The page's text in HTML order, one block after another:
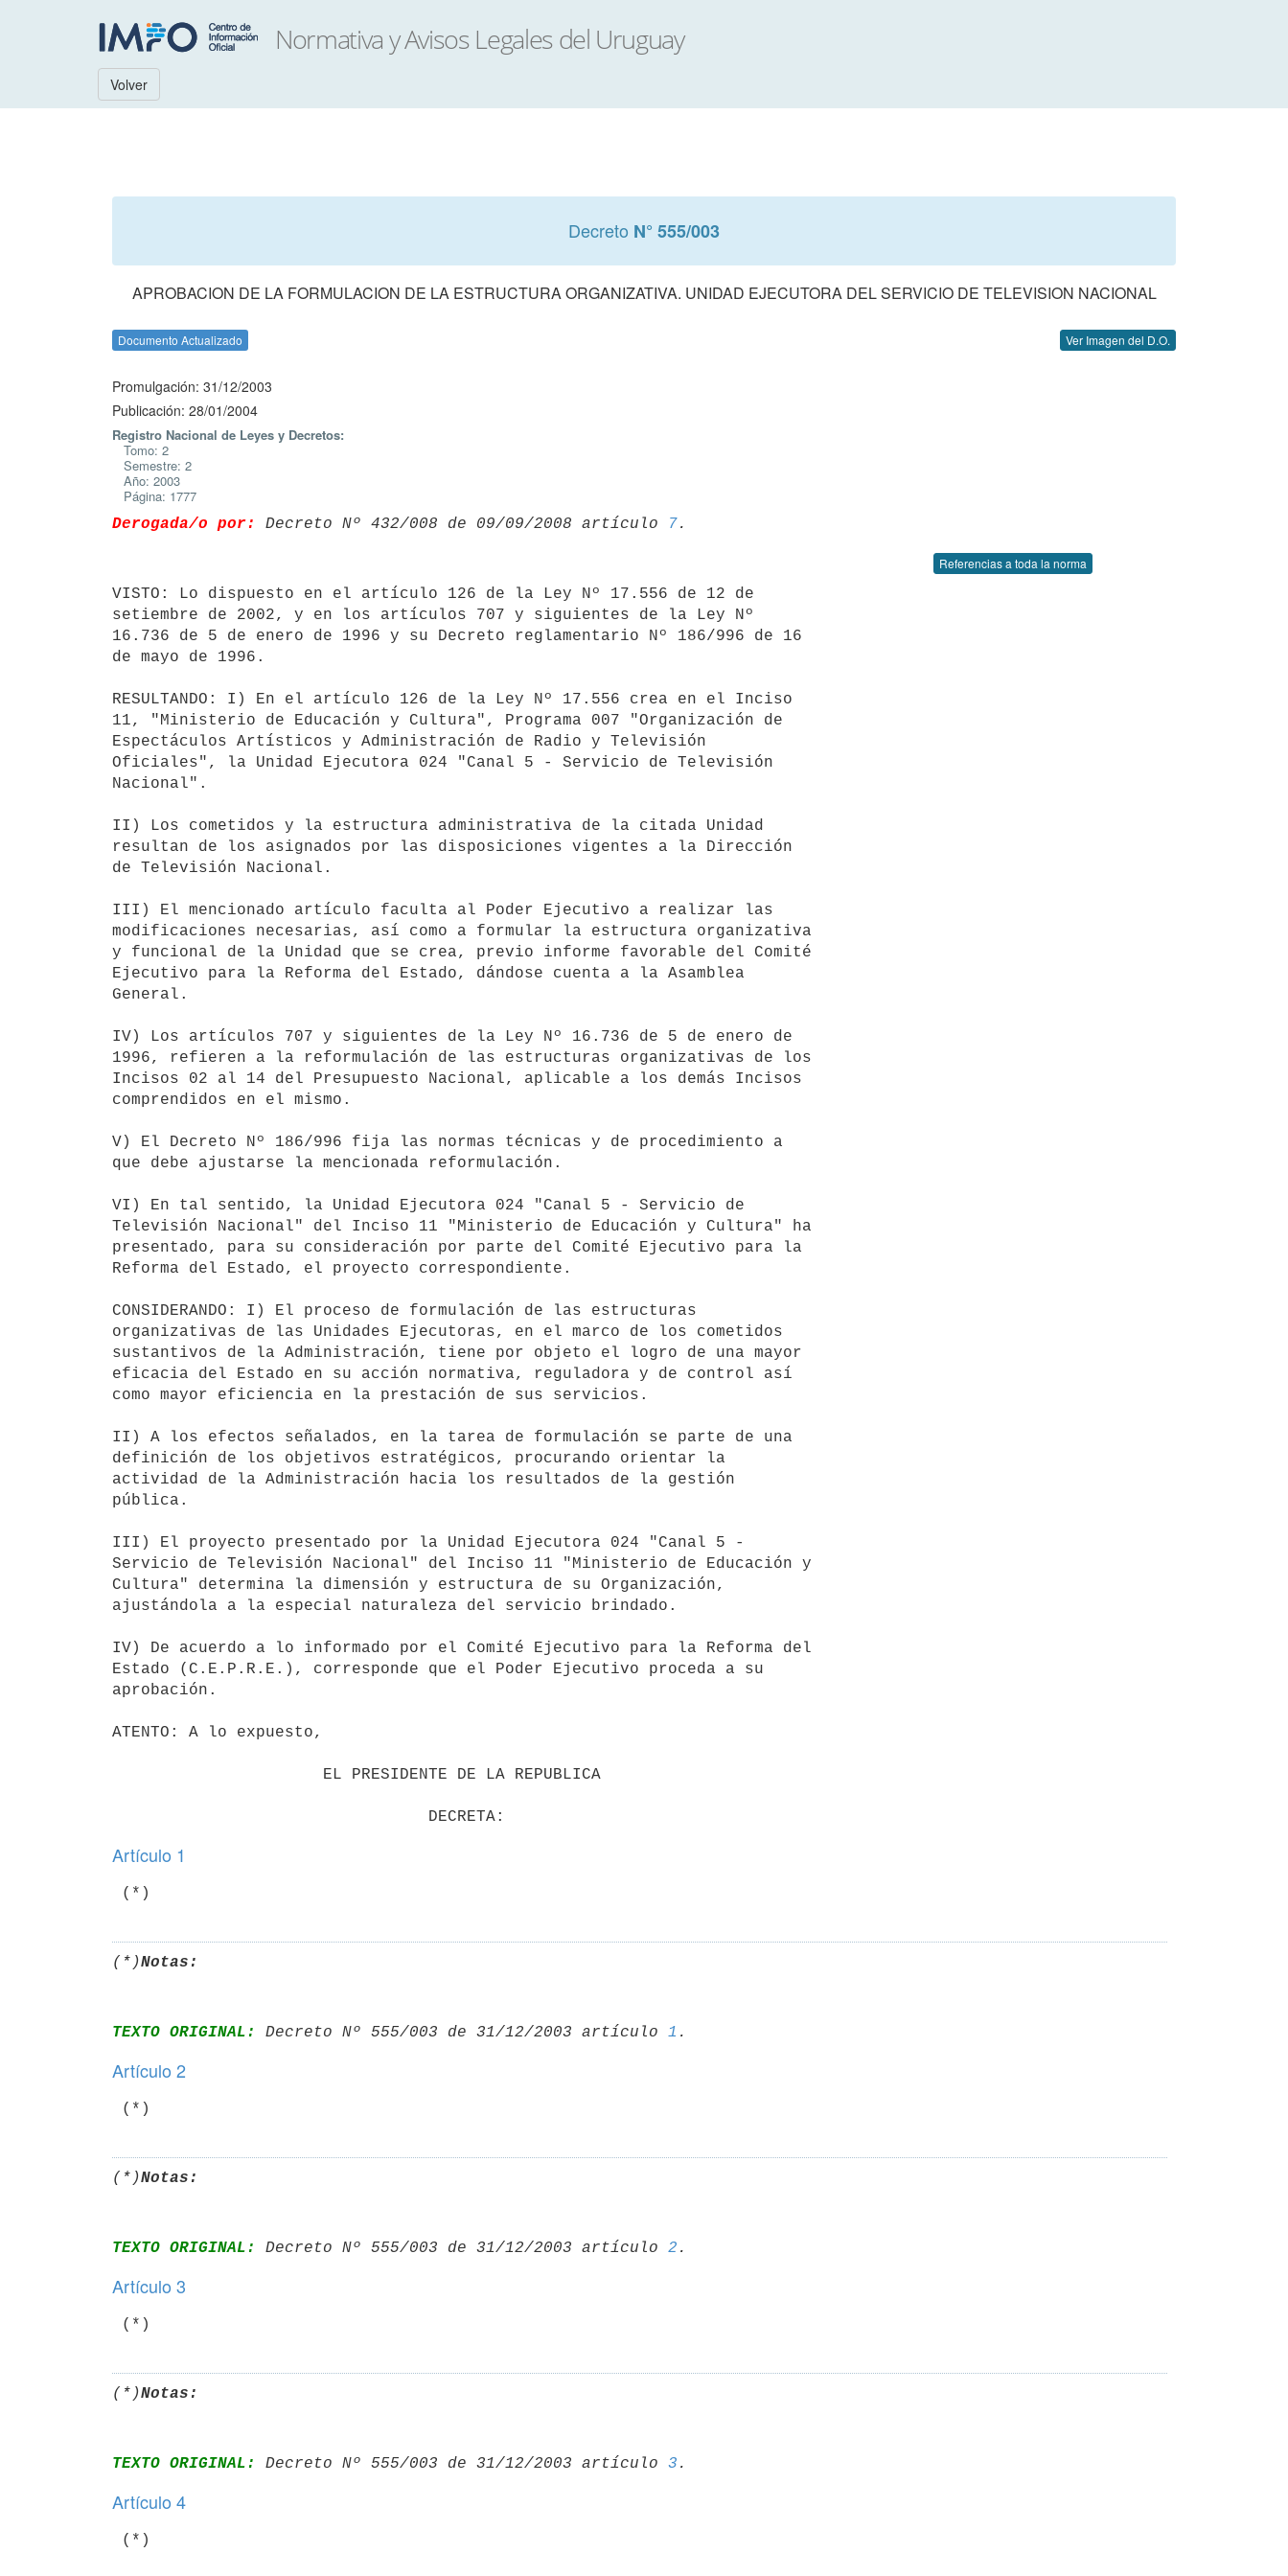
Volver
Decreto N° 555/003
APROBACION DE LA FORMULACION DE LA ESTRUCTURA ORGANIZATIVA. UNIDAD EJECUTORA DEL SERVICIO DE TELEVISION NACIONAL
Documento Actualizado Ver Imagen del D.O.
Promulgación: 31/12/2003
Publicación: 28/01/2004
Registro Nacional de Leyes y Decretos:
Tomo: 2
Semestre: 2
Año: 2003
Página: 1777
Derogada/o por: Decreto Nº 432/008 de 09/09/2008 artículo 7
Referencias a toda la norma
VISTO: Lo dispuesto en el artículo 126 de la Ley Nº 17.556 de 12 de
setiembre de 2002, y en los artículos 707 y siguientes de la Ley Nº
16.736 de 5 de enero de 1996 y su Decreto reglamentario Nº 186/996 de 16
de mayo de 1996.
RESULTANDO: I) En el artículo 126 de la Ley Nº 17.556 crea en el Inciso
11, "Ministerio de Educación y Cultura", Programa 007 "Organización de
Espectáculos Artísticos y Administración de Radio y Televisión
Oficiales", la Unidad Ejecutora 024 "Canal 5 - Servicio de Televisión
Nacional".
II) Los cometidos y la estructura administrativa de la citada Unidad
resultan de los asignados por las disposiciones vigentes a la Dirección
de Televisión Nacional.
III) El mencionado artículo faculta al Poder Ejecutivo a realizar las
modificaciones necesarias, así como a formular la estructura organizativa
y funcional de la Unidad que se crea, previo informe favorable del Comité
Ejecutivo para la Reforma del Estado, dándose cuenta a la Asamblea
General.
IV) Los artículos 707 y siguientes de la Ley Nº 16.736 de 5 de enero de
1996, refieren a la reformulación de las estructuras organizativas de los
Incisos 02 al 14 del Presupuesto Nacional, aplicable a los demás Incisos
comprendidos en el mismo.
V) El Decreto Nº 186/996 fija las normas técnicas y de procedimiento a
que debe ajustarse la mencionada reformulación.
VI) En tal sentido, la Unidad Ejecutora 024 "Canal 5 - Servicio de
Televisión Nacional" del Inciso 11 "Ministerio de Educación y Cultura" ha
presentado, para su consideración por parte del Comité Ejecutivo para la
Reforma del Estado, el proyecto correspondiente.
CONSIDERANDO: I) El proceso de formulación de las estructuras
organizativas de las Unidades Ejecutoras, en el marco de los cometidos
sustantivos de la Administración, tiene por objeto el logro de una mayor
eficacia del Estado en su acción normativa, reguladora y de control así
como mayor eficiencia en la prestación de sus servicios.
II) A los efectos señalados, en la tarea de formulación se parte de una
definición de los objetivos estratégicos, procurando orientar la
actividad de la Administración hacia los resultados de la gestión
pública.
III) El proyecto presentado por la Unidad Ejecutora 024 "Canal 5 -
Servicio de Televisión Nacional" del Inciso 11 "Ministerio de Educación y
Cultura" determina la dimensión y estructura de su Organización,
ajustándola a la especial naturaleza del servicio brindado.
IV) De acuerdo a lo informado por el Comité Ejecutivo para la Reforma del
Estado (C.E.P.R.E.), corresponde que el Poder Ejecutivo proceda a su
aprobación.
ATENTO: A lo expuesto,
Artículo 1
(*)Notas:
TEXTO ORIGINAL: Decreto Nº 555/003 de 31/12/2003 artículo 1
Artículo 2
(*)
(*)Notas:
TEXTO ORIGINAL: Decreto Nº 555/003 de 31/12/2003 artículo 2
Artículo 3
(*)Notas:
TEXTO ORIGINAL: Decreto Nº 555/003 de 31/12/2003 artículo 3
Artículo 4